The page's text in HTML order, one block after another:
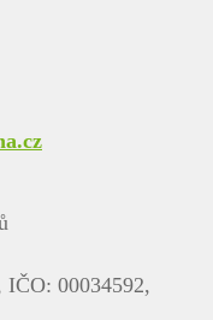
IČO: 00034592,